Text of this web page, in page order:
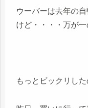
ウーバーは去年の
けど・・・・万が一
もっとビックリした